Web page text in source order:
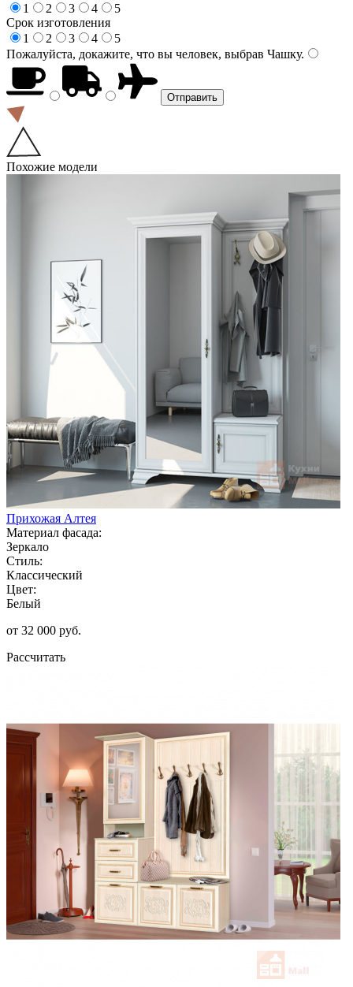
1
2 3 4
5
Срок изготовления
1
2 3 4
5
Пожалуйста, докажите, что вы человек, выбрав Чашку.
Похожие модели
Прихожая Алтея
Материал фасада:
Зеркало
Стиль:
Классический
Цвет:
Белый
от 32 000 руб.
Рассчитать